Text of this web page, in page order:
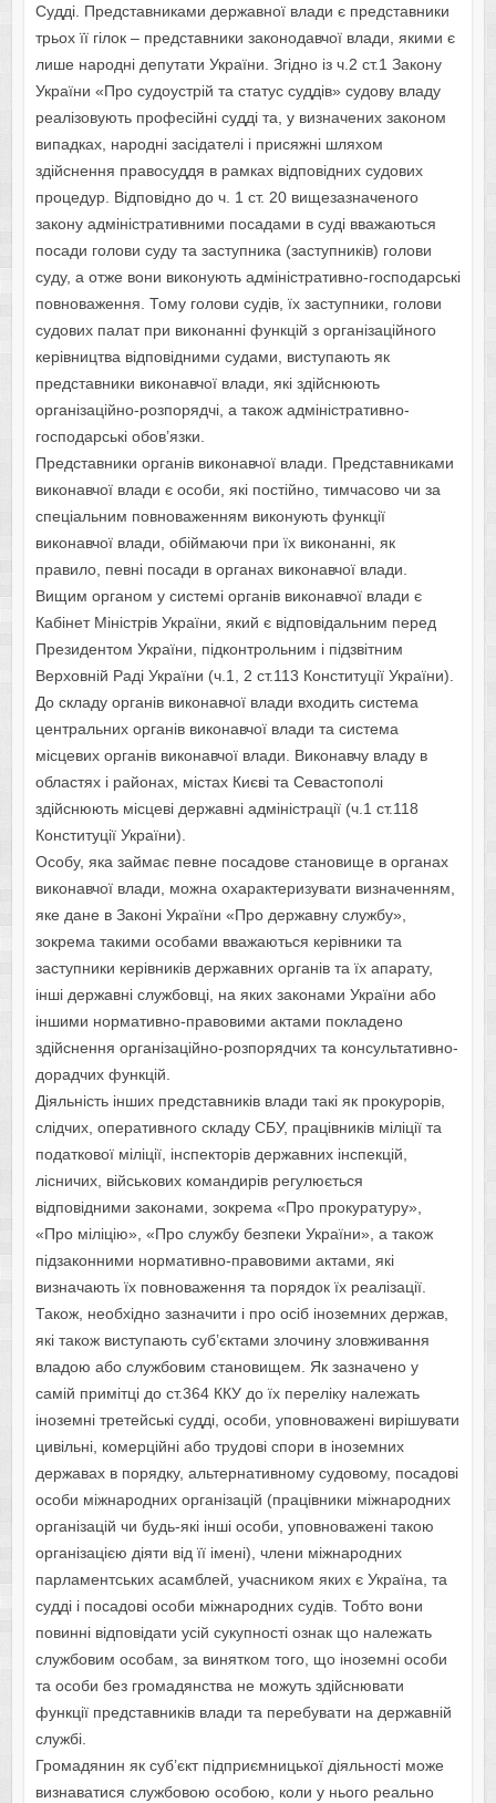
Судді. Представниками державної влади є представники
трьох її гілок – представники законодавчої влади, якими є
лише народні депутати України. Згідно із ч.2 ст.1 Закону
України «Про судоустрій та статус суддів» судову владу
реалізовують професійні судді та, у визначених законом
випадках, народні засідателі і присяжні шляхом
здійснення правосуддя в рамках відповідних судових
процедур. Відповідно до ч. 1 ст. 20 вищезазначеного
закону адміністративними посадами в суді вважаються
посади голови суду та заступника (заступників) голови
суду, а отже вони виконують адміністративно-господарські
повноваження. Тому голови судів, їх заступники, голови
судових палат при виконанні функцій з організаційного
керівництва відповідними судами, виступають як
представники виконавчої влади, які здійснюють
організаційно-розпорядчі, а також адміністративно-
господарські обов’язки.
Представники органів виконавчої влади. Представниками
виконавчої влади є особи, які постійно, тимчасово чи за
спеціальним повноваженням виконують функції
виконавчої влади, обіймаючи при їх виконанні, як
правило, певні посади в органах виконавчої влади.
Вищим органом у системі органів виконавчої влади є
Кабінет Міністрів України, який є відповідальним перед
Президентом України, підконтрольним і підзвітним
Верховній Раді України (ч.1, 2 ст.113 Конституції України).
До складу органів виконавчої влади входить система
центральних органів виконавчої влади та система
місцевих органів виконавчої влади. Виконавчу владу в
областях і районах, містах Києві та Севастополі
здійснюють місцеві державні адміністрації (ч.1 ст.118
Конституції України).
Особу, яка займає певне посадове становище в органах
виконавчої влади, можна охарактеризувати визначенням,
яке дане в Законі України «Про державну службу»,
зокрема такими особами вважаються керівники та
заступники керівників державних органів та їх апарату,
інші державні службовці, на яких законами України або
іншими нормативно-правовими актами покладено
здійснення організаційно-розпорядчих та консультативно-
дорадчих функцій.
Діяльність інших представників влади такі як прокурорів,
слідчих, оперативного складу СБУ, працівників міліції та
податкової міліції, інспекторів державних інспекцій,
лісничих, військових командирів регулюється
відповідними законами, зокрема «Про прокуратуру»,
«Про міліцію», «Про службу безпеки України», а також
підзаконними нормативно-правовими актами, які
визначають їх повноваження та порядок їх реалізації.
Також, необхідно зазначити і про осіб іноземних держав,
які також виступають суб’єктами злочину зловживання
владою або службовим становищем. Як зазначено у
самій примітці до ст.364 ККУ до їх переліку належать
іноземні третейські судді, особи, уповноважені вирішувати
цивільні, комерційні або трудові спори в іноземних
державах в порядку, альтернативному судовому, посадові
особи міжнародних організацій (працівники міжнародних
організацій чи будь-які інші особи, уповноважені такою
організацією діяти від її імені), члени міжнародних
парламентських асамблей, учасником яких є Україна, та
судді і посадові особи міжнародних судів. Тобто вони
повинні відповідати усій сукупності ознак що належать
службовим особам, за винятком того, що іноземні особи
та особи без громадянства не можуть здійснювати
функції представників влади та перебувати на державній
службі.
Громадянин як суб’єкт підприємницької діяльності може
визнаватися службовою особою, коли у нього реально